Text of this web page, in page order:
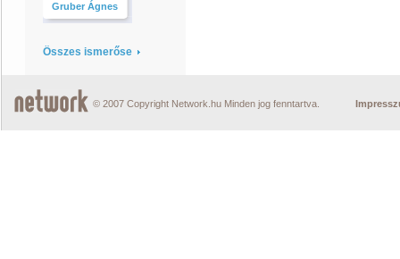
Gruber Ágnes
Összes ismerőse
© 2007 Copyright Network.hu Minden jog fenntartva.